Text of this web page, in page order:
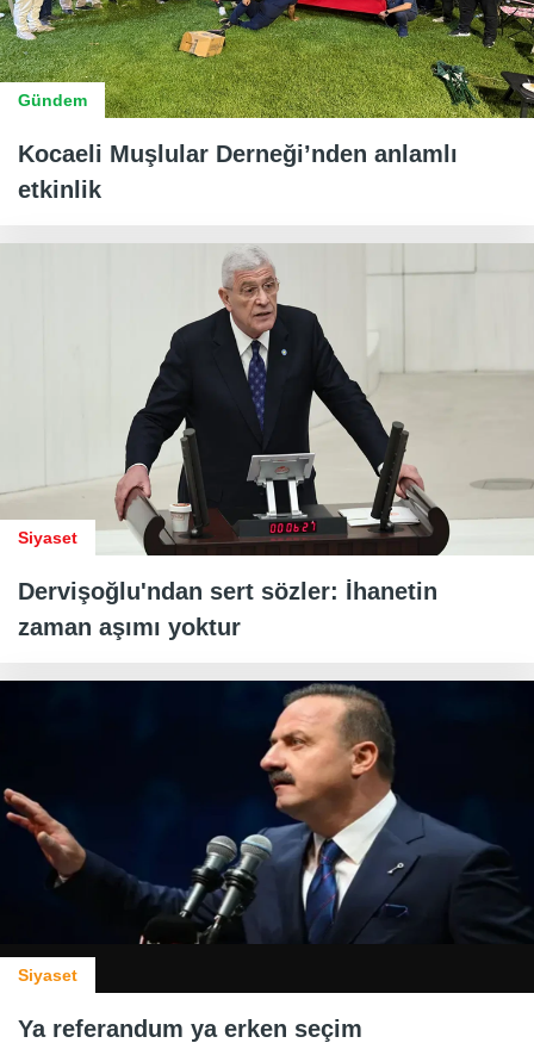
Gündem
Kocaeli Muşlular Derneği’nden anlamlı
etkinlik
Siyaset
Dervişoğlu'ndan sert sözler: İhanetin
zaman aşımı yoktur
Siyaset
Ya referandum ya erken seçim